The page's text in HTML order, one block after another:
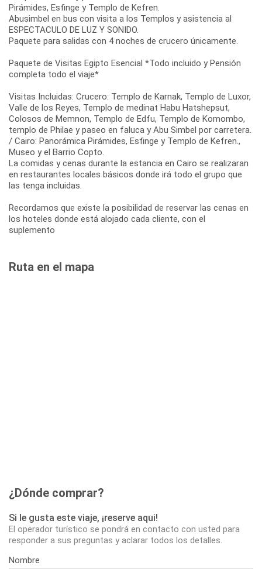
Pirámides, Esfinge y Templo de Kefren.
Abusimbel en bus con visita a los Templos y asistencia al
ESPECTACULO DE LUZ Y SONIDO.
Paquete para salidas con 4 noches de crucero únicamente.
Paquete de Visitas Egipto Esencial *Todo incluido y Pensión
completa todo el viaje*
Visitas Incluidas: Crucero: Templo de Karnak, Templo de Luxor,
Valle de los Reyes, Templo de medinat Habu Hatshepsut,
Colosos de Memnon, Templo de Edfu, Templo de Komombo,
templo de Philae y paseo en faluca y Abu Simbel por carretera.
/ Cairo: Panorámica Pirámides, Esfinge y Templo de Kefren.,
Museo y el Barrio Copto.
La comidas y cenas durante la estancia en Cairo se realizaran
en restaurantes locales básicos donde irá todo el grupo que
las tenga incluidas.
Recordamos que existe la posibilidad de reservar las cenas en
los hoteles donde está alojado cada cliente, con el
suplemento
Ruta en el mapa
¿Dónde comprar?
Si le gusta este viaje, ¡reserve aqui!
El operador turístico se pondrá en contacto con usted para
responder a sus preguntas y aclarar todos los detalles.
Nombre